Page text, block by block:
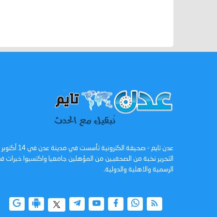
التحرير نخبة من الصحفيين من المؤهلين جامعيا واكتسبوا
الرسمية والاهلية والدولية.